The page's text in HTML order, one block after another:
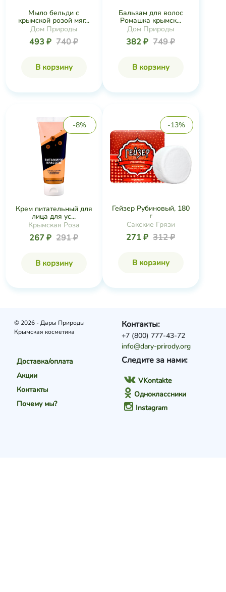
Мыло бельди с
крымской розой мяг...
Дом Природы
493 ₽ 740 ₽
В корзину
Бальзам для волос
Ромашка крымск...
Дом Природы
382 ₽ 749 ₽
В корзину
-8%
Крем питательный для
лица для ус...
Крымская Роза
267 ₽ 291 ₽
В корзину
-13%
Гейзер Рубиновый, 180
г
Сакские Грязи
271 ₽ 312 ₽
В корзину
© 2026 - Дары Природы
Крымская косметика
Доставка/оплата
Акции
Контакты
Почему мы?
Следите за нами:
VKontakte
Одноклассники
Instagram
Контакты:
+7 (800) 777-43-72
info@dary-prirody.org